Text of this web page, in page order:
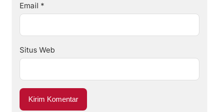
Email *
Situs Web